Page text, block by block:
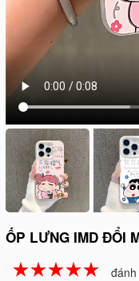
ỐP LƯNG IMD ĐỔI
☆☆☆☆☆
★★★★★ đánh